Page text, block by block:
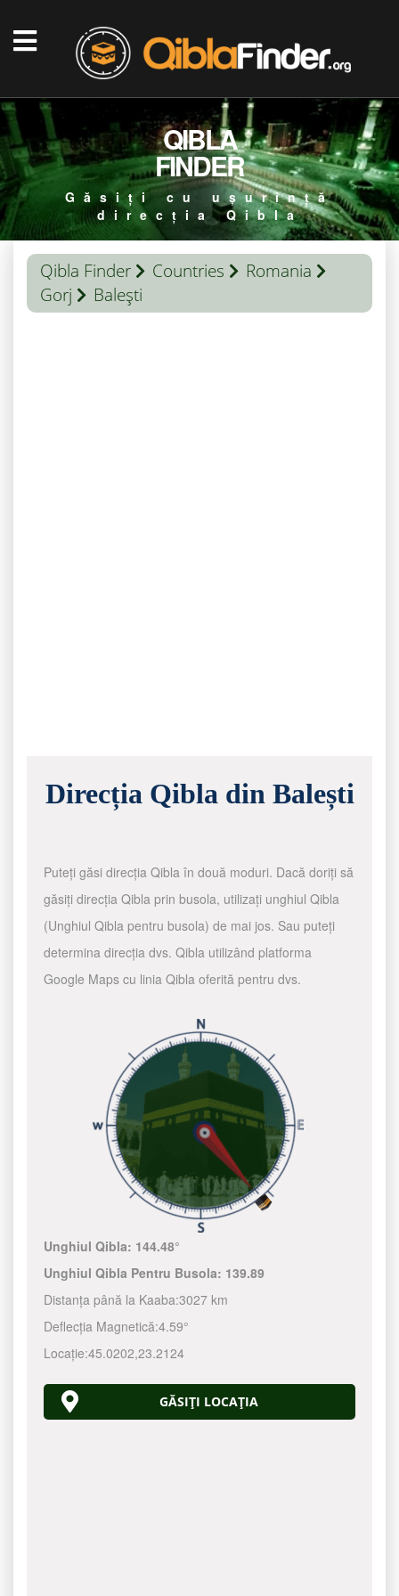
QIBLA
FINDER
Găsiți cu ușurință
direcția Qibla
Qibla Finder Countries
Romania
Gorj
Balești
Direcția Qibla din Balești
Puteți găsi direcția Qibla în două moduri. Dacă doriți să
găsiți direcția Qibla prin busola, utilizați unghiul Qibla
(Unghiul Qibla pentru busola) de mai jos. Sau puteți
determina direcția dvs. Qibla utilizând platforma
Google Maps cu linia Qibla oferită pentru dvs.
Unghiul Qibla: 144.48°
Unghiul Qibla Pentru Busola: 139.89
Distanța până la Kaaba:3027 km
Deflecția Magnetică:4.59°
Locație:45.0202,23.2124
GĂSIȚI LOCAȚIA